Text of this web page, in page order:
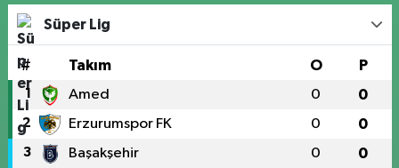
Süper Lig
# Takım O P
1 Amed 0 0
2 Erzurumspor FK 0 0
3 Başakşehir 0 0